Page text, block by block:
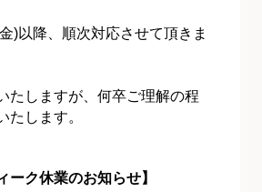
)以降、順次対応させて頂きま
たしますが、何卒ご理解の程
たします。
ーク休業のお知らせ】